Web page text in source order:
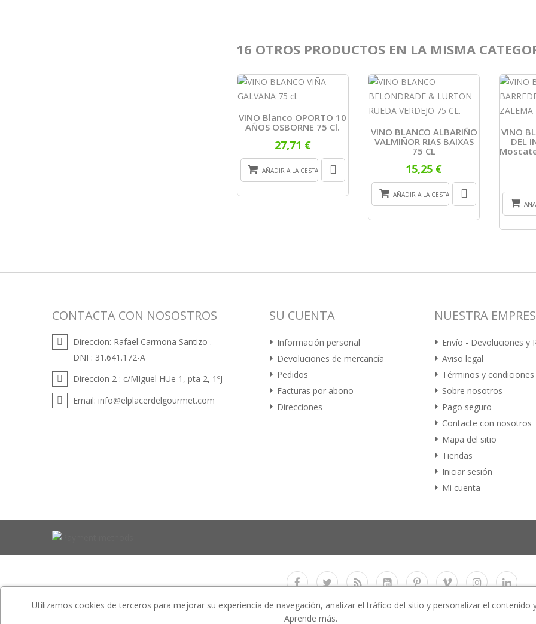
16 OTROS PRODUCTOS EN LA MISMA
VINO Blanco OPORTO 10
AÑOS OSBORNE 75 Cl.
27,71 €
AÑADIR A LA CESTA
VINO BLANCO ALBARIÑO
VALMIÑOR RIAS BAIXAS
75 CL
15,25 €
AÑADIR A LA CESTA
VINO
DEL
CONTACTA CON NOSOSTROS
Direccion: Rafael Carmona Santizo .
DNI : 31.641.172-A
Direccion 2 : c/MIguel HUe 1, pta 2, 1ºJ
Email: info@elplacerdelgourmet.com
SU CUENTA
Información personal
Devoluciones de mercancía
Pedidos
Facturas por abono
Direcciones
NUESTRA
Envío - Devoluciones y
Aviso legal
Términos y condiciones
Sobre nosotros
Pago seguro
Contacte con nosotros
Mapa del sitio
Tiendas
Iniciar sesión
Mi cuenta
Copyright 2017 E-Business Co., LTD.All rights reserved
Utilizamos cookies de terceros para mejorar su experiencia de navegación, analizar el tráfico del sitio y personalizar el contenido
Aprende más.